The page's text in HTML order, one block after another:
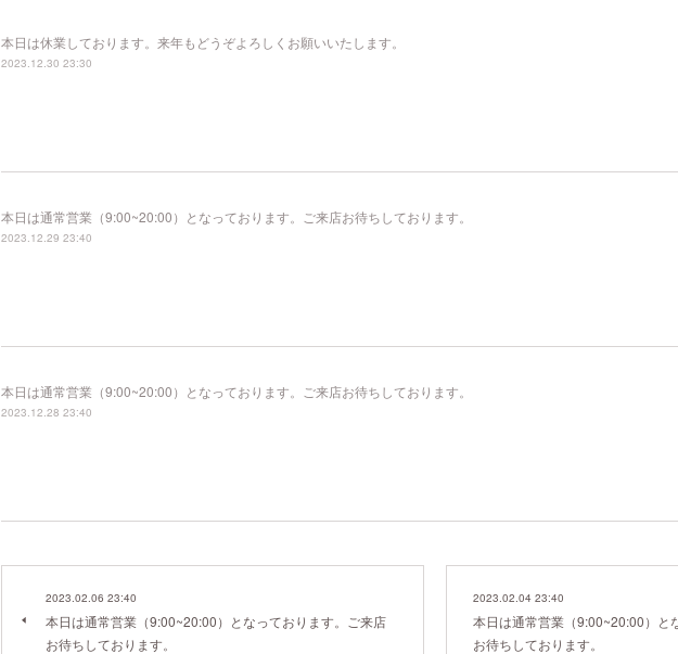
本日は休業しております。来年もどうぞよろしくお願いいたします。
2023.12.30 23:30
本日は通常営業（9:00~20:00）となっております。ご来店お待ちしております。
2023.12.29 23:40
本日は通常営業（9:00~20:00）となっております。ご来店お待ちしております。
2023.12.28 23:40
2023.02.06 23:40
本日は通常営業（9:00~20:00）となっております。ご来店
お待ちしております。
2023.02.04 23:40
本日は通常営業（9:00~20:00）と
お待ちしております。